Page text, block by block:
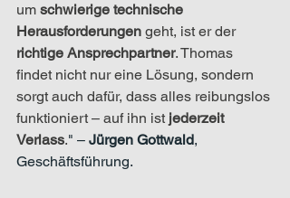
um schwierige technische
Herausforderungen geht, ist er der
richtige Ansprechpartner. Thomas
findet nicht nur eine Lösung, sondern
sorgt auch dafür, dass alles reibungslos
funktioniert – auf ihn ist jederzeit
Verlass." – Jürgen Gottwald,
Geschäftsführung.